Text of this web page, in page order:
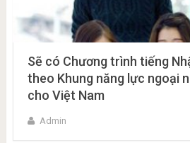
Sẽ có Chương trình tiếng
theo Khung năng lực ngoại
cho Việt Nam
Admin